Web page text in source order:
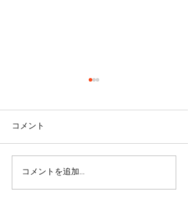
スキルを身につけて豊か
な日常を！
コメント
コメントを追加…